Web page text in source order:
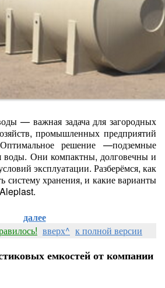
— важная задача для загородных
промышленных предприятий
решение —подземные
воды. Они компактны, долговечны и
эксплуатации. Разберёмся, как
систему хранения, и какие варианты
далее
вверх^ к полной версии
емкостей от компании